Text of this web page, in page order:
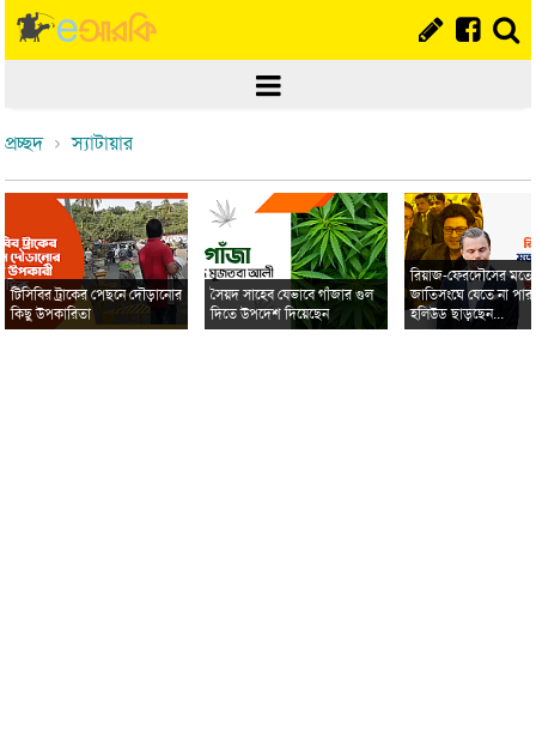
প্রচ্ছদ স্যাটায়ার
টিসিবির ট্রাকের পেছনে দৌড়ানোর
কিছু উপকারিতা
সৈয়দ সাহেব যেভাবে গাঁজার গুল
দিতে উপদেশ দিয়েছেন
রিয়াজ-ফেরদৌসের মতো
জাতিসংঘে যেতে না
হলিউড ছাড়ছেন...